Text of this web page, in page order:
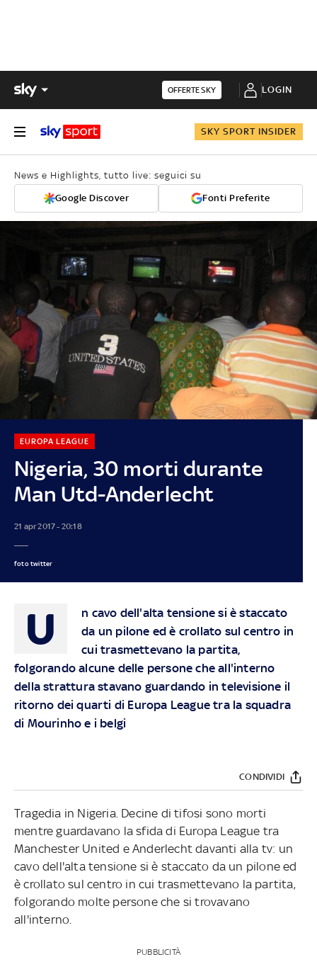
OFFERTE SKY LOGIN
SKY SPORT INSIDER
News e Highlights, tutto live: seguici su
Google Discover Fonti Preferite
Nigeria, 30 morti durante
Man Utd-Anderlecht
EUROPA LEAGUE
21 apr 2017 - 20:18
foto twitter
U
n cavo dell'alta tensione si è staccato
da un pilone ed è crollato sul centro in
cui trasmettevano la partita,
folgorando alcune delle persone che all'interno
della strattura stavano guardando in televisione il
ritorno dei quarti di Europa League tra la squadra
di Mourinho e i belgi
CONDIVIDI
Tragedia in Nigeria. Decine di tifosi sono morti
mentre guardavano la sfida di Europa League tra
Manchester United e Anderlecht davanti alla tv: un
cavo dell'alta tensione si è staccato da un pilone ed
è crollato sul centro in cui trasmettevano la partita,
folgorando molte persone che si trovavano
all'interno.
PUBBLICITÀ